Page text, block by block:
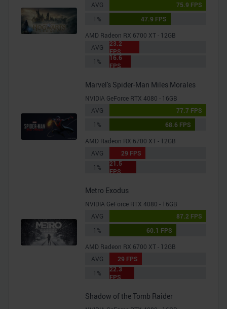
AVG
75.9 FPS
1%
47.9 FPS
AMD Radeon RX 6700 XT - 12GB
AVG
23.2
FPS
1%
16.6
FPS
Marvel's Spider-Man Miles Morales
NVIDIA GeForce RTX 4080 - 16GB
AVG
77.7 FPS
1%
68.6 FPS
AMD Radeon RX 6700 XT - 12GB
AVG
29 FPS
1%
21.5
FPS
Metro Exodus
NVIDIA GeForce RTX 4080 - 16GB
AVG
87.2 FPS
1%
60.1 FPS
AMD Radeon RX 6700 XT - 12GB
AVG
29 FPS
1%
22.3
FPS
Shadow of the Tomb Raider